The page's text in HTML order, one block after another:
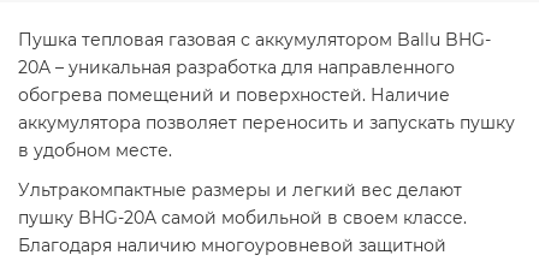
Пушка тепловая газовая с аккумулятором Ballu BHG-
20A – уникальная разработка для направленного
обогрева помещений и поверхностей. Наличие
аккумулятора позволяет переносить и запускать пушку
в удобном месте.
Ультракомпактные размеры и легкий вес делают
пушку BHG-20A самой мобильной в своем классе.
Благодаря наличию многоуровневой защитной